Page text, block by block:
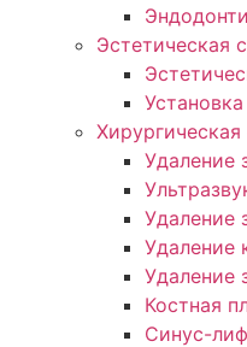
Эстетическая
Удаление
Удаление
Удаление
Удаление
Костная
Синус-